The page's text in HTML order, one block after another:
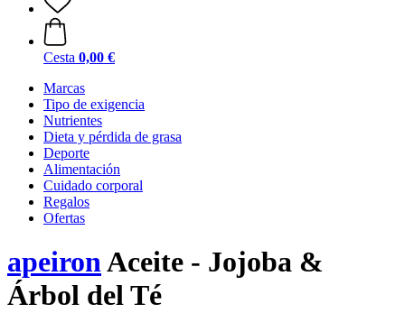
Cesta 0,00 €
Marcas
Tipo de exigencia
Nutrientes
Dieta y pérdida de grasa
Deporte
Alimentación
Cuidado corporal
Regalos
Ofertas
apeironAceite - Jojoba &
Árbol del Té